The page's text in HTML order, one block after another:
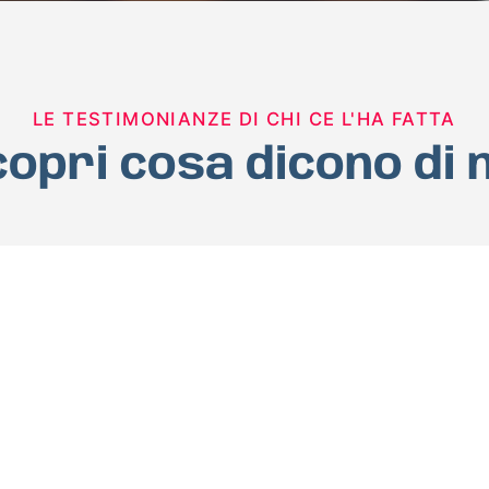
LE TESTIMONIANZE DI CHI CE L'HA FATTA
cosa dicono di